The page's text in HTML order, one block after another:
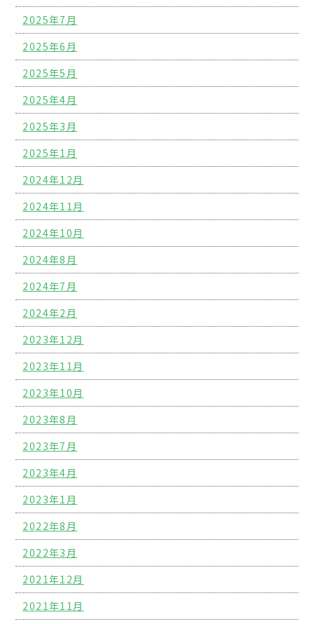
2025年7月
2025年6月
2025年5月
2025年4月
2025年3月
2025年1月
2024年12月
2024年11月
2024年10月
2024年8月
2024年7月
2024年2月
2023年12月
2023年11月
2023年10月
2023年8月
2023年7月
2023年4月
2023年1月
2022年8月
2022年3月
2021年12月
2021年11月